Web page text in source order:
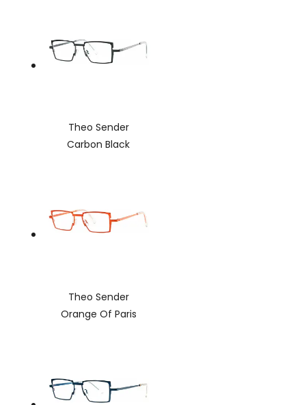
Theo Sender
Carbon Black
Theo Sender
Orange Of Paris